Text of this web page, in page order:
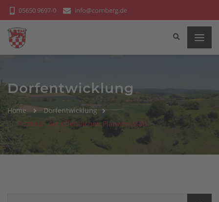
Bitte
beachten
Sie:
Diese
Website
ein
Barrierefreiheitssystem.
05650 9697-0 info@cornberg.de
Dorfentwicklung
Home
Dorfentwicklung
Protokoll der öffentlichen Planwerkstatt